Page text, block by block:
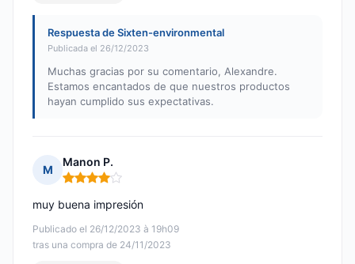
Respuesta de Sixten-environmental
Publicada el 26/12/2023
Muchas gracias por su comentario, Alexandre.
Estamos encantados de que nuestros productos
hayan cumplido sus expectativas.
M
Manon P.
Nota: 4 de 5
Publicado el 26/12/2023 à 19h09
tras una compra de 24/11/2023
muy buena impresión